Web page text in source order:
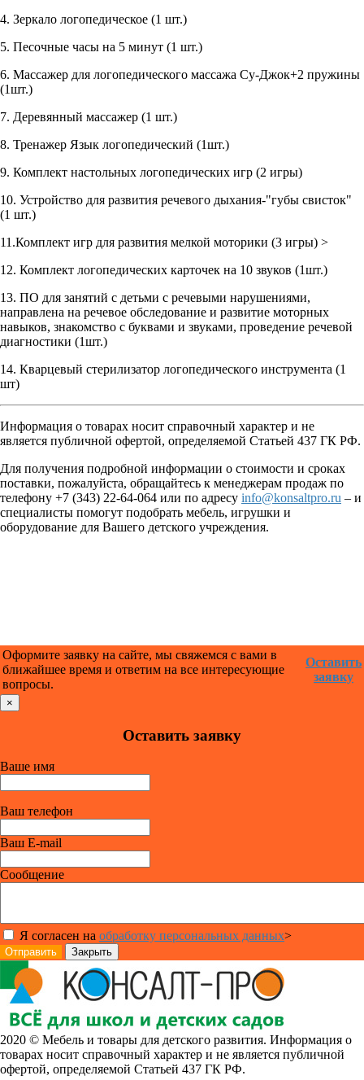
4. Зеркало логопедическое (1 шт.)
5. Песочные часы на 5 минут (1 шт.)
6. Массажер для логопедического массажа Су-Джок+2 пружины
(1шт.)
7. Деревянный массажер (1 шт.)
8. Тренажер Язык логопедический (1шт.)
9. Комплект настольных логопедических игр (2 игры)
10. Устройство для развития речевого дыхания-"губы свисток"
(1 шт.)
11.Комплект игр для развития мелкой моторики (3 игры) >
12. Комплект логопедических карточек на 10 звуков (1шт.)
13. ПО для занятий с детьми с речевыми нарушениями,
направлена на речевое обследование и развитие моторных
навыков, знакомство с буквами и звуками, проведение речевой
диагностики (1шт.)
14. Кварцевый стерилизатор логопедического инструмента (1
шт)
Информация о товарах носит справочный характер и не
является публичной офертой, определяемой Статьей 437 ГК РФ.
Для получения подробной информации о стоимости и сроках
поставки, пожалуйста, обращайтесь к менеджерам продаж по
телефону +7 (343) 22-64-064 или по адресу info@konsaltpro.ru – и
специалисты помогут подобрать мебель, игрушки и
оборудование для Вашего детского учреждения.
Оформите заявку на сайте, мы свяжемся с вами в
ближайшее время и ответим на все интересующие
вопросы.
Оставить
заявку
×
Оставить заявку
Ваше имя
Ваш телефон
Ваш E-mail
Сообщение
Я согласен на обработку персональных данных>
Отправить Закрыть
2020 © Мебель и товары для детского развития. Информация о
товарах носит справочный характер и не является публичной
офертой, определяемой Статьей 437 ГК РФ.